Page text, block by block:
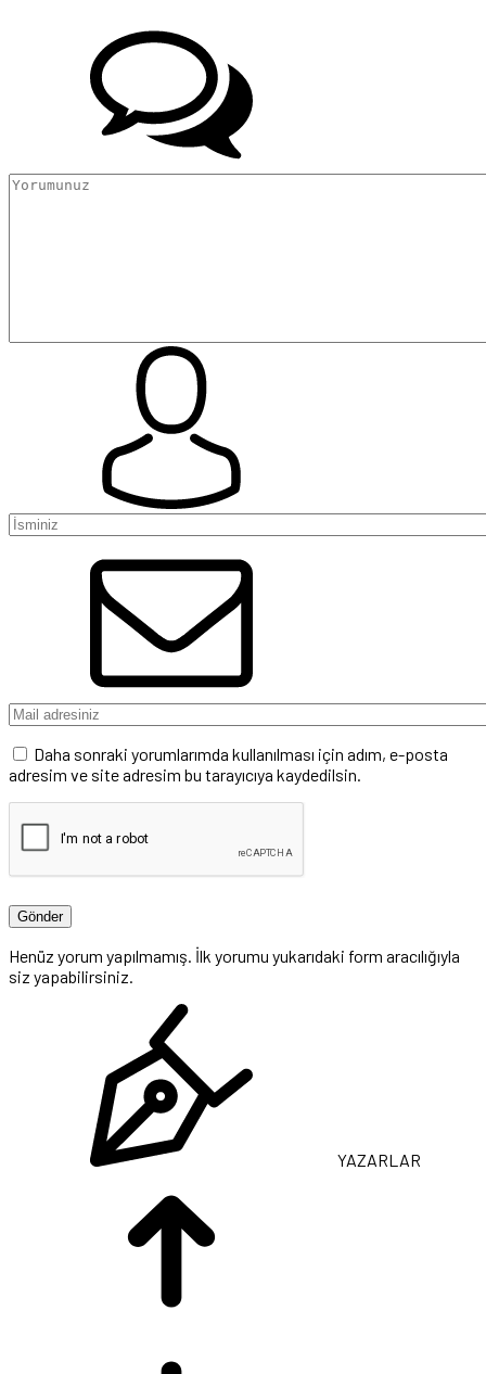
Daha sonraki yorumlarımda kullanılması için adım, e-posta
adresim ve site adresim bu tarayıcıya kaydedilsin.
Henüz yorum yapılmamış. İlk yorumu yukarıdaki form aracılığıyla
siz yapabilirsiniz.
YAZARLAR